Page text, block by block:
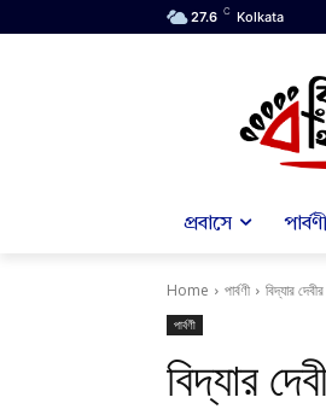
27.6 C Kolkata
প্রবাসে পার্বণী
Home পার্বণী বিদ্যার
পার্বণী
বিদ্যার